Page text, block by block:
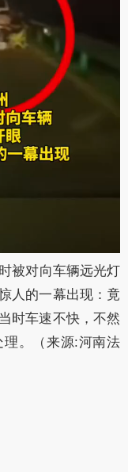
被对向车辆远光灯
人的一幕出现：竟
时车速不快，不然
理。（来源:河南法